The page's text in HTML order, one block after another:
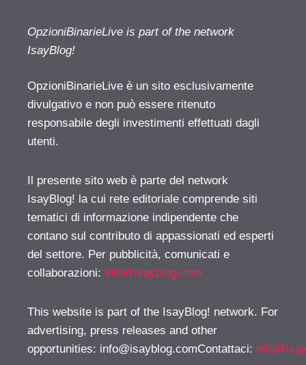
OpzioniBinarieLive is part of the network
IsayBlog!
OpzioniBinarieLive è un sito esclusivamente
divulgativo e non può essere ritenuto
responsabile degli investimenti effettuati dagli
utenti.
Il presente sito web è parte del network
IsayBlog! la cui rete editoriale comprende siti
tematici di informazione indipendente che
contano sul contributo di appassionati ed esperti
del settore. Per pubblicità, comunicati e
collaborazioni: info@isayblog.com
This website is part of the IsayBlog! network. For
advertising, press releases and other
opportunities: info@isayblog.comContattaci: